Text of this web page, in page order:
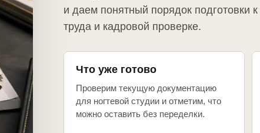
и даем понятный порядок подготовки
труда и кадровой проверке.
Что уже готово
Проверим текущую документацию
для ногтевой студии и отметим, что
можно оставить без переделки.